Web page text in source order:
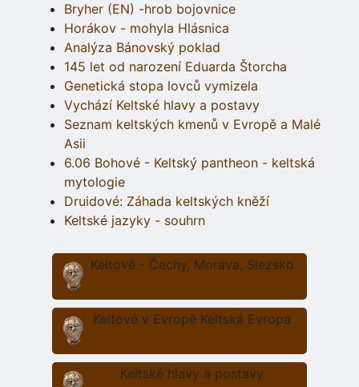
Bryher (EN) -hrob bojovnice
Horákov - mohyla Hlásnica
Analýza Bánovský poklad
145 let od narození Eduarda Štorcha
Genetická stopa lovců vymizela
Vychází Keltské hlavy a postavy
Seznam keltských kmenů v Evropě a Malé
Asii
6.06 Bohové - Keltský pantheon - keltská
mytologie
Druidové: Záhada keltských kněží
Keltské jazyky - souhrn
Keltové - Čechy, Morava, Slezsko
Keltové v Evropě Keltská Evropa
Keltské hlavy a postavy